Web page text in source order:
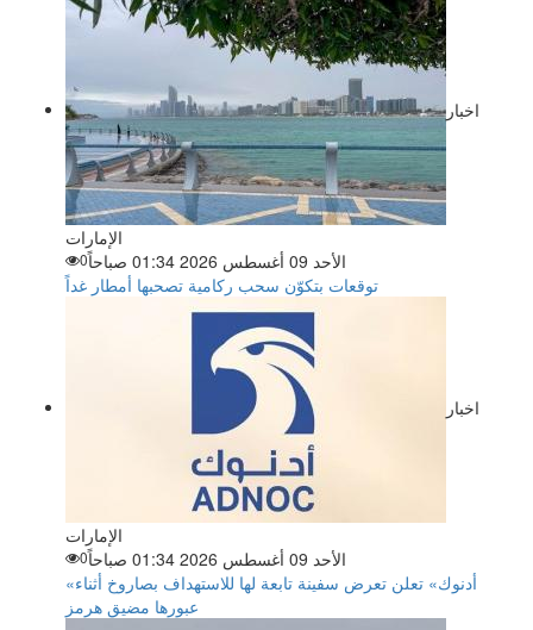
اخبار
الإمارات
الأحد 09 أغسطس 2026 01:34 صباحاً
0
توقعات بتكوّن سحب ركامية تصحبها أمطار غداً
اخبار
الإمارات
الأحد 09 أغسطس 2026 01:34 صباحاً
0
«أدنوك» تعلن تعرض سفينة تابعة لها للاستهداف بصاروخ أثناء
عبورها مضيق هرمز